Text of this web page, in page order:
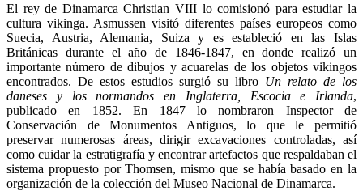
El rey de Dinamarca Christian VIII lo comisionó para estudiar la
cultura vikinga. Asmussen visitó diferentes países europeos como
Suecia, Austria, Alemania, Suiza y es estableció en las Islas
Británicas durante el año de 1846-1847, en donde realizó un
importante número de dibujos y acuarelas de los objetos vikingos
encontrados. De estos estudios surgió su libro Un relato de los
daneses y los normandos en Inglaterra, Escocia e Irlanda,
publicado en 1852. En 1847 lo nombraron Inspector de
Conservación de Monumentos Antiguos, lo que le permitió
preservar numerosas áreas, dirigir excavaciones controladas, así
como cuidar la estratigrafía y encontrar artefactos que respaldaban el
sistema propuesto por Thomsen, mismo que se había basado en la
organización de la colección del Museo Nacional de Dinamarca.